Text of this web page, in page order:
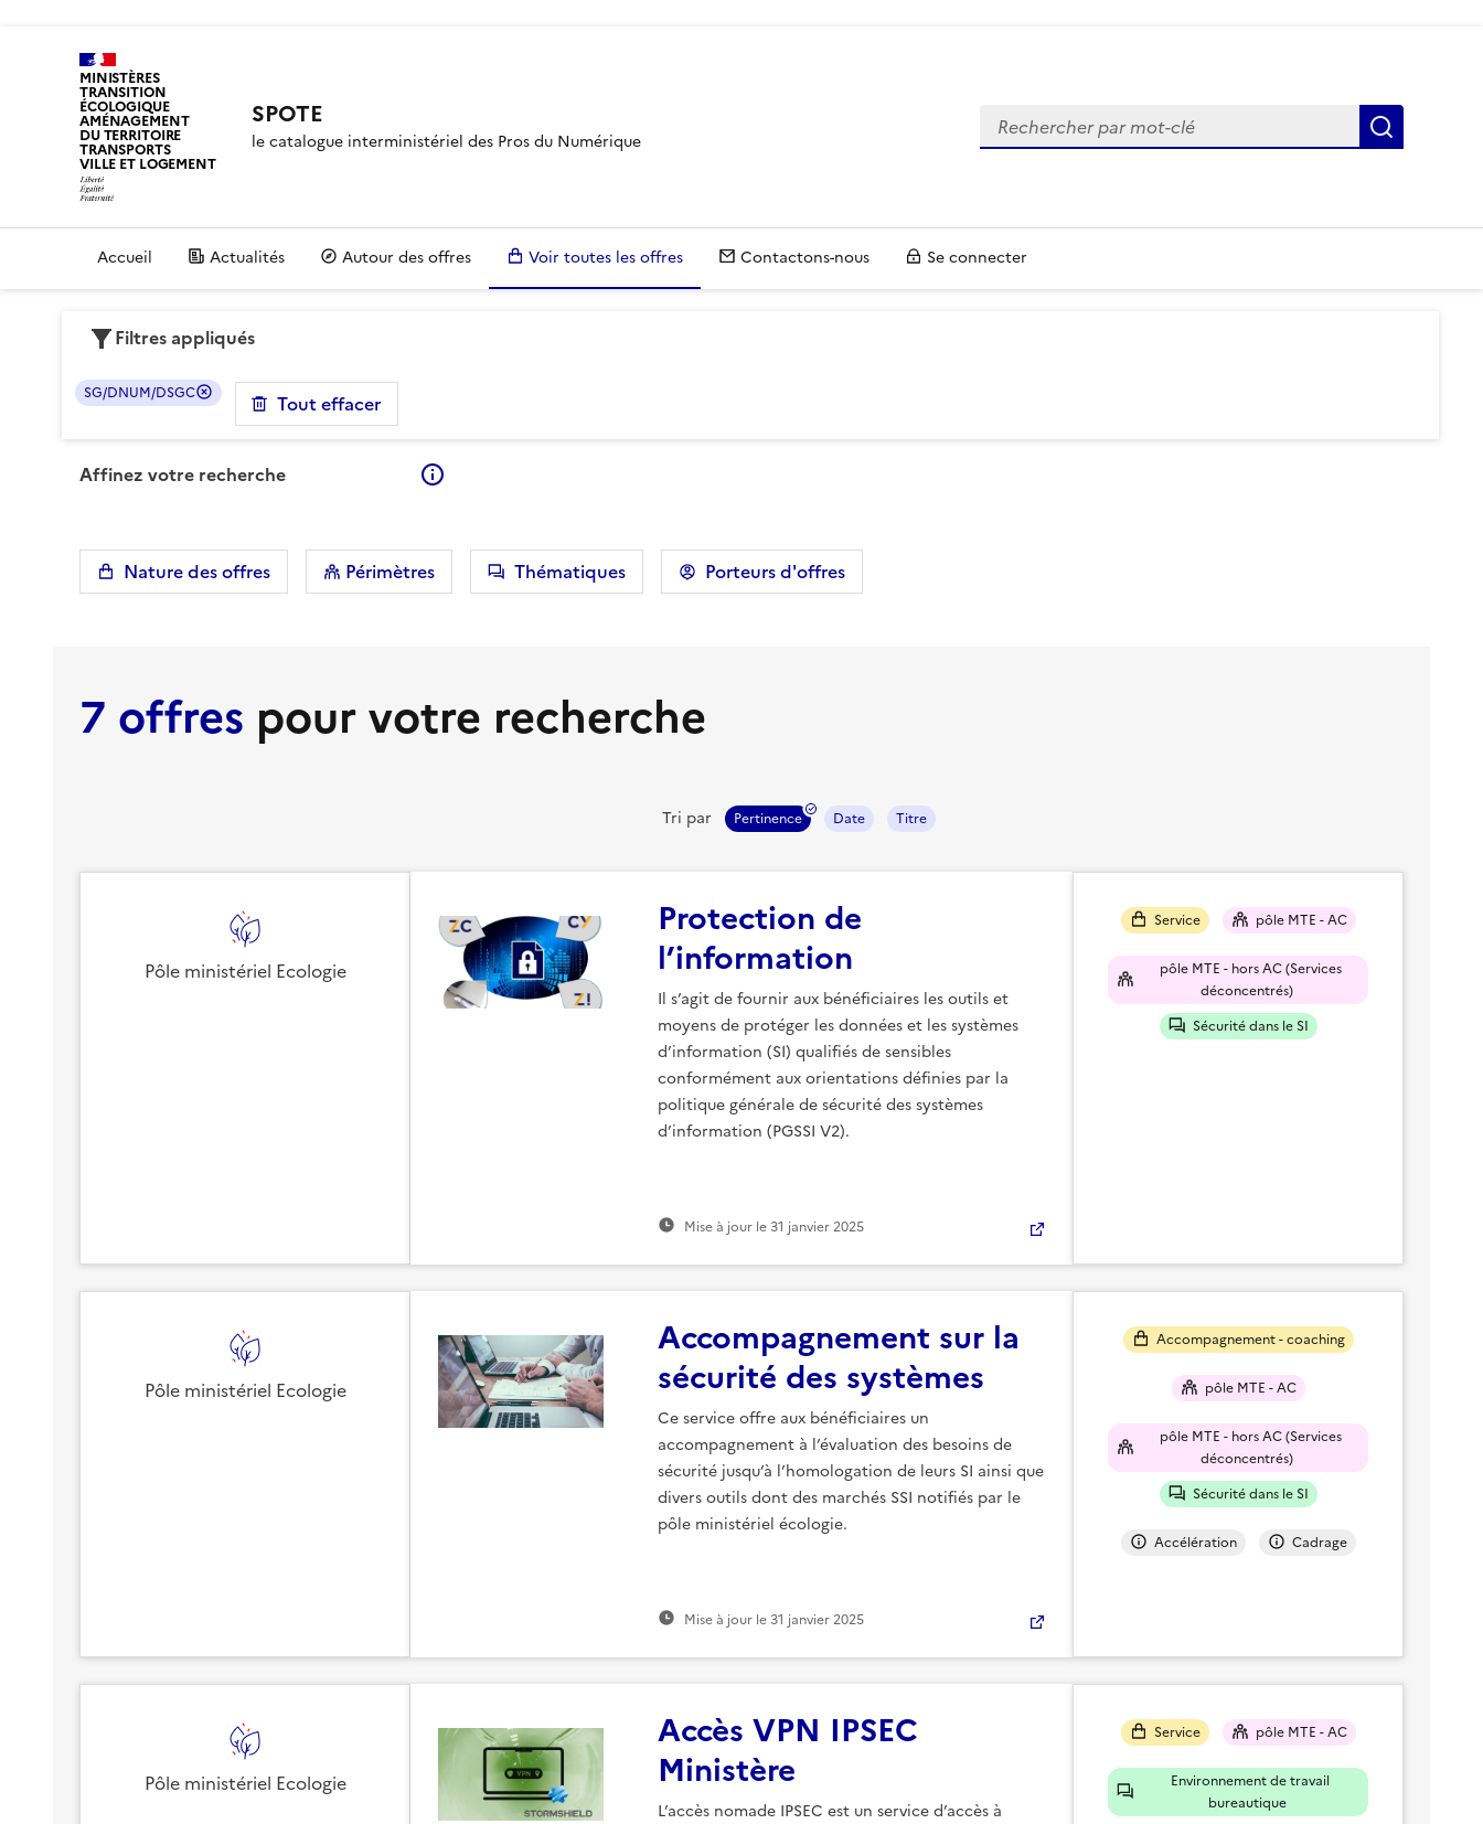
MINISTÈRES
TRANSITION
ÉCOLOGIQUE
AMÉNAGEMENT
DU TERRITOIRE
TRANSPORTS
VILLE ET LOGEMENT
SPOTE
le catalogue interministériel des Pros du Numérique
Rechercher
Accueil Actualités Autour des offres Voir toutes les offres Contactons-nous Se connecter
Filtres appliqués
SG/DNUM/DSGC Tout effacer
Affinez votre recherche
Nature des offres Périmètres Thématiques Porteurs d'offres
7 offres pour votre recherche
Tri par Pertinence Date Titre
Pôle ministériel Ecologie
Protection de
l’information
Il s’agit de fournir aux bénéficiaires les outils et
moyens de protéger les données et les systèmes
d’information (SI) qualifiés de sensibles
conformément aux orientations définies par la
politique générale de sécurité des systèmes
d’information (PGSSI V2).
Mise à jour le31 janvier 2025
Service pôle MTE - AC
pôle MTE - hors AC (Services
déconcentrés)
Sécurité dans le SI
Pôle ministériel Ecologie
Accompagnement sur la
sécurité des systèmes
Ce service offre aux bénéficiaires un
accompagnement à l’évaluation des besoins de
sécurité jusqu’à l’homologation de leurs SI ainsi que
divers outils dont des marchés SSI notifiés par le
pôle ministériel écologie.
Mise à jour le31 janvier 2025
Accompagnement - coaching
pôle MTE - AC
pôle MTE - hors AC (Services
déconcentrés)
Sécurité dans le SI
Accélération Cadrage
Pôle ministériel Ecologie
Accès VPN IPSEC
Ministère
L’accès nomade IPSEC est un service d’accès à
Service pôle MTE - AC
Environnement de travail
bureautique